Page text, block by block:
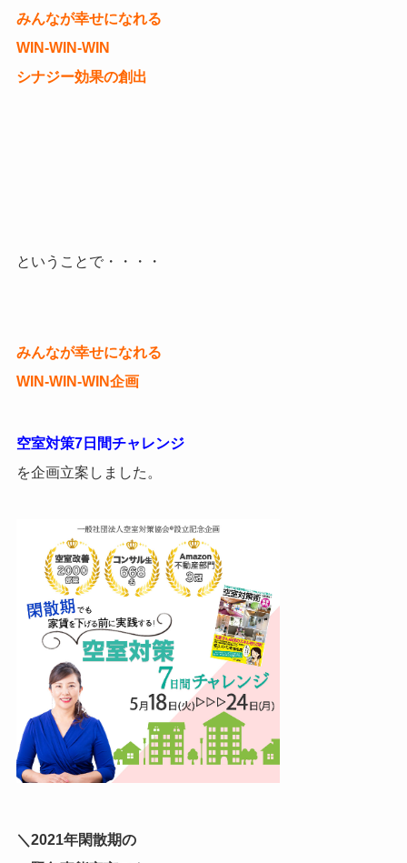
みんなが幸せになれる
WIN-WIN-WIN
シナジー効果の創出
ということで・・・・
みんなが幸せになれる
WIN-WIN-WIN企画
空室対策7日間チャレンジ
を企画立案しました。
＼2021年閑散期の